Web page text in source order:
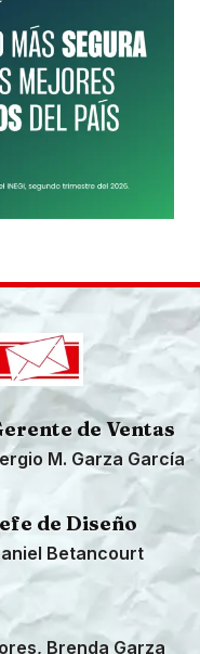
de Ventas
M. Garza García
de Diseño
Betancourt
Brenda Garza